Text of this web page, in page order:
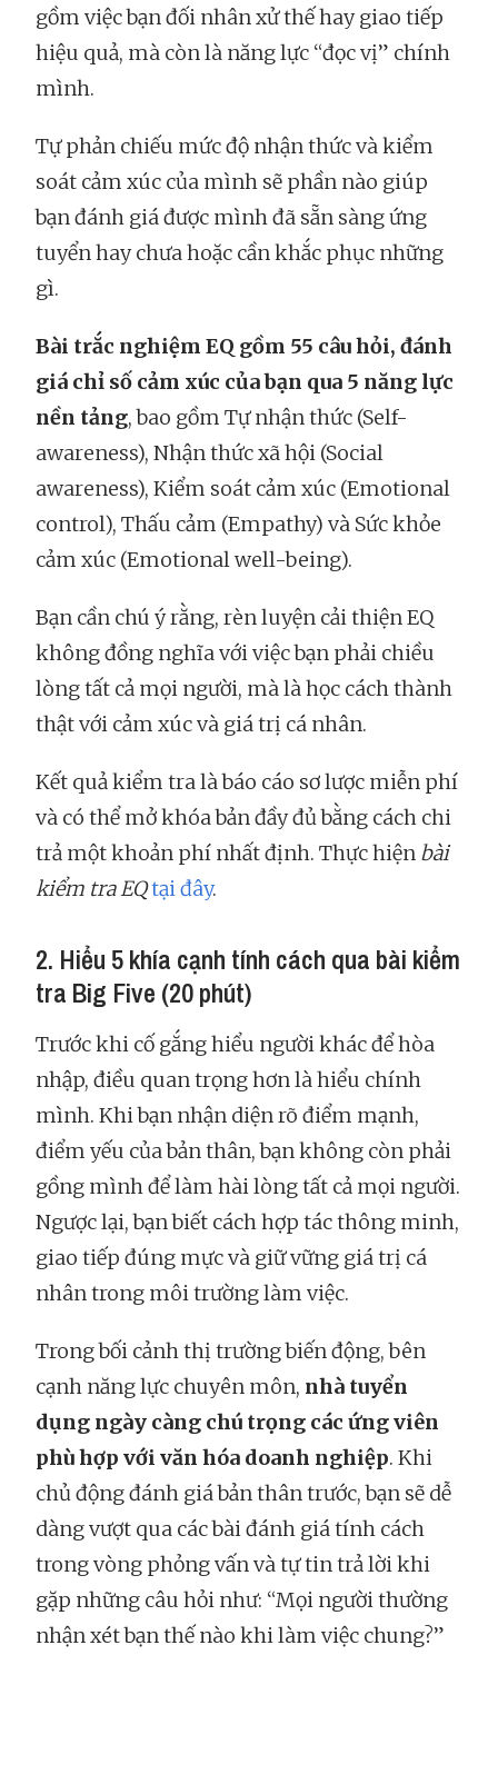
gồm việc bạn đối nhân xử thế hay giao tiếp
hiệu quả, mà còn là năng lực “đọc vị” chính
mình.
Tự phản chiếu mức độ nhận thức và kiểm
soát cảm xúc của mình sẽ phần nào giúp
bạn đánh giá được mình đã sẵn sàng ứng
tuyển hay chưa hoặc cần khắc phục những
gì.
Bài trắc nghiệm EQ gồm 55 câu hỏi, đánh
giá chỉ số cảm xúc của bạn qua 5 năng lực
nền tảng, bao gồm Tự nhận thức (Self-
awareness), Nhận thức xã hội (Social
awareness), Kiểm soát cảm xúc (Emotional
control), Thấu cảm (Empathy) và Sức khỏe
cảm xúc (Emotional well-being).
Bạn cần chú ý rằng, rèn luyện cải thiện EQ
không đồng nghĩa với việc bạn phải chiều
lòng tất cả mọi người, mà là học cách thành
thật với cảm xúc và giá trị cá nhân.
Kết quả kiểm tra là báo cáo sơ lược miễn phí
và có thể mở khóa bản đầy đủ bằng cách chi
trả một khoản phí nhất định. Thực hiện bài
kiểm tra EQtại đây.
2. Hiểu 5 khía cạnh tính cách qua bài kiểm
tra Big Five (20 phút)
Trước khi cố gắng hiểu người khác để hòa
nhập, điều quan trọng hơn là hiểu chính
mình. Khi bạn nhận diện rõ điểm mạnh,
điểm yếu của bản thân, bạn không còn phải
gồng mình để làm hài lòng tất cả mọi người.
Ngược lại, bạn biết cách hợp tác thông minh,
giao tiếp đúng mực và giữ vững giá trị cá
nhân trong môi trường làm việc.
Trong bối cảnh thị trường biến động, bên
cạnh năng lực chuyên môn, nhà tuyển
dụng ngày càng chú trọng các ứng viên
phù hợp với văn hóa doanh nghiệp. Khi
chủ động đánh giá bản thân trước, bạn sẽ dễ
dàng vượt qua các bài đánh giá tính cách
trong vòng phỏng vấn và tự tin trả lời khi
gặp những câu hỏi như: “Mọi người thường
nhận xét bạn thế nào khi làm việc chung?”